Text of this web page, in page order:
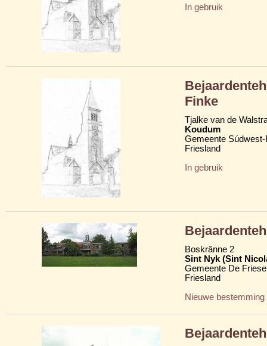
In gebruik
Finke
Tjalke van de
Koudum
Gemeente
Friesland
In gebruik
Boskrânne 2
Sint Nyk (Sint
Gemeente De
Friesland
Nieuwe bestemming